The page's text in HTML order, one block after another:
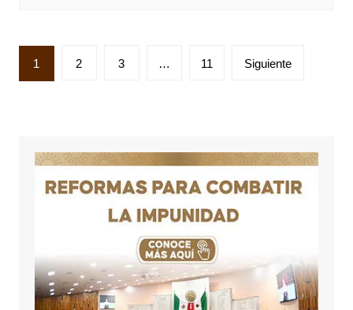
Paginación
de
1 2 3 … 11 Siguiente